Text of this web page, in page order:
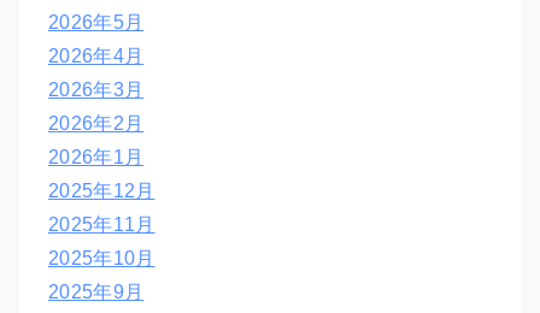
2026年5月
2026年4月
2026年3月
2026年2月
2026年1月
2025年12月
2025年11月
2025年10月
2025年9月